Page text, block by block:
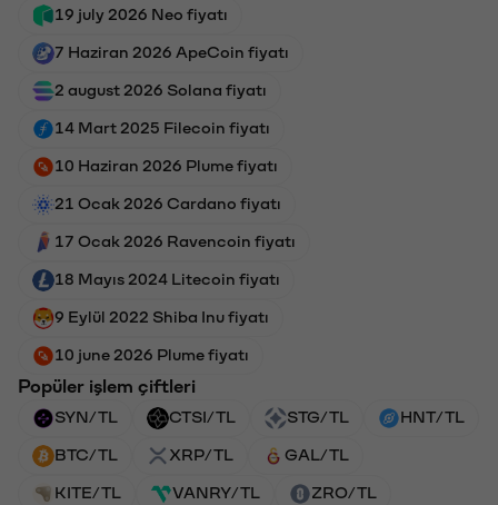
19 july 2026 Neo fiyatı
7 Haziran 2026 ApeCoin fiyatı
2 august 2026 Solana fiyatı
14 Mart 2025 Filecoin fiyatı
10 Haziran 2026 Plume fiyatı
21 Ocak 2026 Cardano fiyatı
17 Ocak 2026 Ravencoin fiyatı
18 Mayıs 2024 Litecoin fiyatı
9 Eylül 2022 Shiba Inu fiyatı
10 june 2026 Plume fiyatı
Popüler işlem çiftleri
SYN/TL CTSI/TL STG/TL HNT/TL
BTC/TL XRP/TL GAL/TL
KITE/TL VANRY/TL ZRO/TL